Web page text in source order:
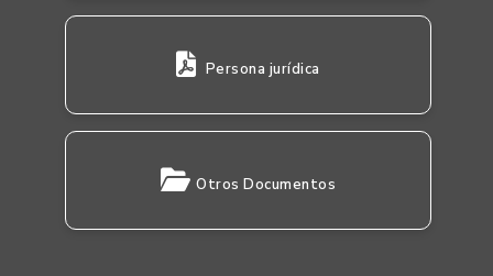
Persona jurídica
Otros Documentos